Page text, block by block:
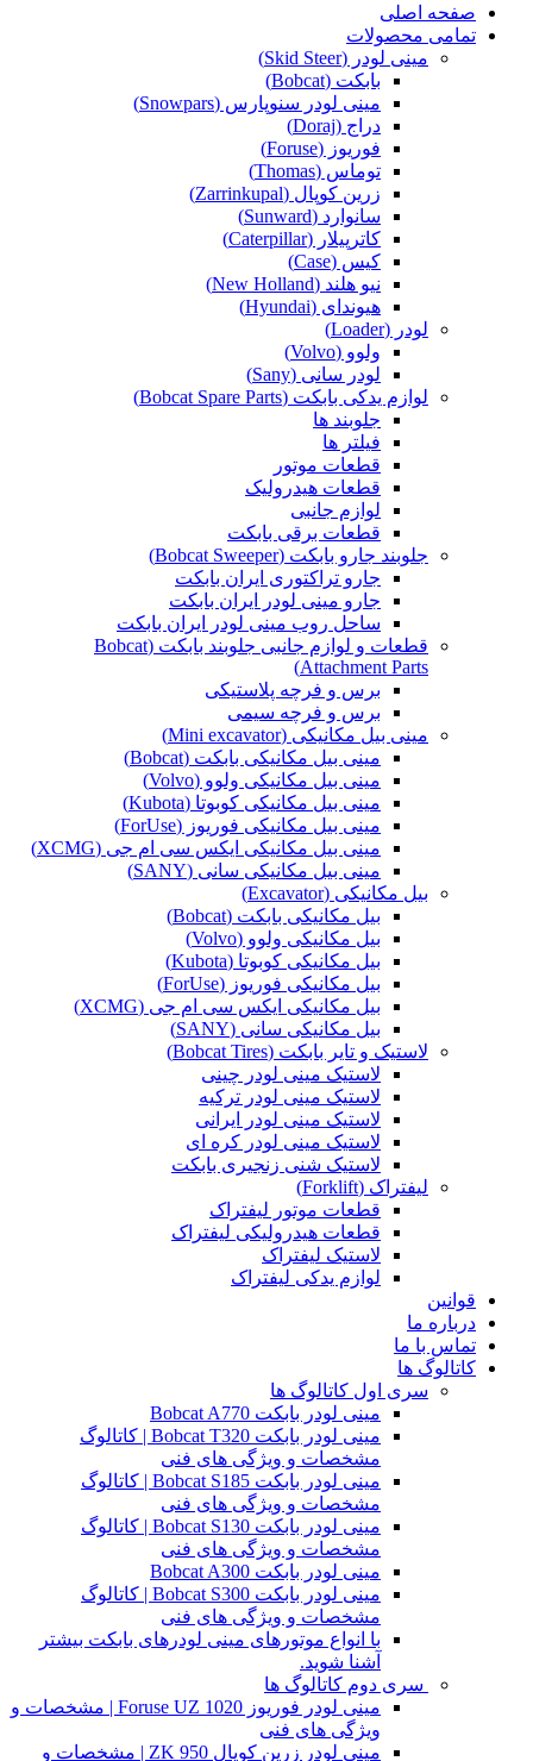
صفحه اصلی
تمامی محصولات
مینی لودر (Skid Steer)
بابکت (Bobcat)
مینی لودر سنوپارس (Snowpars)
دراج (Doraj)
فوریوز (Foruse)
توماس (Thomas)
زرین کوپال (Zarrinkupal)
سانوارد (Sunward)
کاترپیلار (Caterpillar)
کیس (Case)
نیو هلند (New Holland)
هیوندای (Hyundai)
لودر (Loader)
ولوو (Volvo)
لودر سانی (Sany)
لوازم یدکی بابکت (Bobcat Spare Parts)
جلوبند ها
فیلتر ها
قطعات موتور
قطعات هیدرولیک
لوازم جانبی
قطعات برقی بابکت
جلوبند جارو بابکت (Bobcat Sweeper)
جارو تراکتوری ایران بابکت
جارو مینی لودر ایران بابکت
ساحل روب مینی لودر ایران بابکت
قطعات و لوازم جانبی جلوبند بابکت (Bobcat
Attachment Parts)
برس و فرچه پلاستیکی
برس و فرچه سیمی
مینی بیل مکانیکی (Mini excavator)
مینی بیل مکانیکی بابکت (Bobcat)
مینی بیل مکانیکی ولوو (Volvo)
مینی بیل مکانیکی کوبوتا (Kubota)
مینی بیل مکانیکی فوریوز (ForUse)
مینی بیل مکانیکی ایکس سی ام جی (XCMG)
مینی بیل مکانیکی سانی (SANY)
بیل مکانیکی (Excavator)
بیل مکانیکی بابکت (Bobcat)
بیل مکانیکی ولوو (Volvo)
بیل مکانیکی کوبوتا (Kubota)
بیل مکانیکی فوریوز (ForUse)
بیل مکانیکی ایکس سی ام جی (XCMG)
بیل مکانیکی سانی (SANY)
لاستیک و تایر بابکت (Bobcat Tires)
لاستیک مینی لودر چینی
لاستیک مینی لودر ترکیه
لاستیک مینی لودر ایرانی
لاستیک مینی لودر کره ای
لاستیک شنی زنجیری بابکت
لیفتراک (Forklift)
قطعات موتور لیفتراک
قطعات هیدرولیکی لیفتراک
لاستیک لیفتراک
لوازم یدکی لیفتراک
قوانین
درباره ما
تماس با ما
کاتالوگ ها
سری اول کاتالوگ ها
مینی لودر بابکت Bobcat A770
مینی لودر بابکت Bobcat T320 | کاتالوگ
مشخصات و ویژگی های فنی
مینی لودر بابکت Bobcat S185 | کاتالوگ
مشخصات و ویژگی های فنی
مینی لودر بابکت Bobcat S130 | کاتالوگ
مشخصات و ویژگی های فنی
مینی لودر بابکت Bobcat A300
مینی لودر بابکت Bobcat S300 | کاتالوگ
مشخصات و ویژگی های فنی
با انواع موتورهای مینی لودرهای بابکت بیشتر
آشنا شوید.
سری دوم کاتالوگ ها
مینی لودر فوریوز Foruse UZ 1020 | مشخصات و
ویژگی های فنی
مینی لودر زرین کوپال ZK 950 | مشخصات و